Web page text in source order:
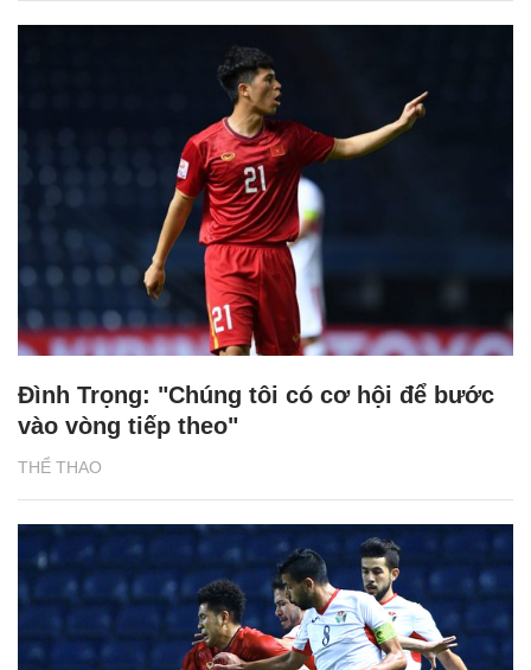
THỂ THAO
Đình Trọng: "Chúng tôi có cơ hội để bước
vào vòng tiếp theo"